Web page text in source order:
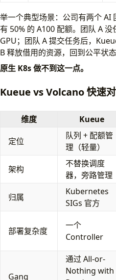
举一个典型场景：公司有两个 AI
有 50% 的 A100 配额。团队 A
GPU；团队 A 提交任务后，
B 释放借用的资源，回到公平状态
原生 K8s 做不到这一点。
Kueue vs Volcano 快速
维度 Kueue
定位
队列 + 配额管
理（轻量）
架构
不替换调度
器，旁路管理
归属
Kubernetes
SIGs 官方
部署复杂度
一个
Controller
Gang
通过 All-or-
Nothing with